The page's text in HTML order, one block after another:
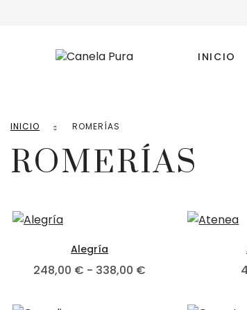
INICIO
INICIO ROMERÍAS
ROMERÍAS
Este producto tiene
Alegría
248,00 € - 338,00 € Rango de